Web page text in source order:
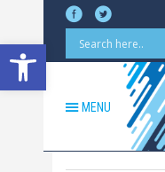
Abrir barra de herramientas
MENU